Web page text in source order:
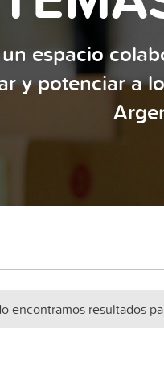
espacio
y potenciar a
encontramos resultados